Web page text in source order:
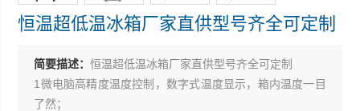
恒温超低温冰箱厂家直供型号齐全可定制
简要描述：恒温超低温冰箱厂家直供型号齐全可定制
1微电脑高精度温度控制，数字式温度显示，箱内温度一目
了然；